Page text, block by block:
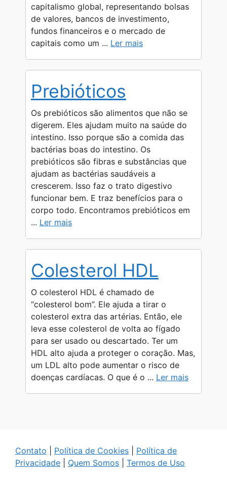
capitalismo global, representando bolsas
de valores, bancos de investimento,
fundos financeiros e o mercado de
capitais como um ... Ler mais
Prebióticos
Os prebióticos são alimentos que não se
digerem. Eles ajudam muito na saúde do
intestino. Isso porque são a comida das
bactérias boas do intestino. Os
prebióticos são fibras e substâncias que
ajudam as bactérias saudáveis a
crescerem. Isso faz o trato digestivo
funcionar bem. E traz benefícios para o
corpo todo. Encontramos prebióticos em
... Ler mais
Colesterol HDL
O colesterol HDL é chamado de
“colesterol bom”. Ele ajuda a tirar o
colesterol extra das artérias. Então, ele
leva esse colesterol de volta ao fígado
para ser usado ou descartado. Ter um
HDL alto ajuda a proteger o coração. Mas,
um LDL alto pode aumentar o risco de
doenças cardíacas. O que é o ... Ler mais
Contato Política de Cookies
Política de
Privacidade
Quem Somos Termos de Uso